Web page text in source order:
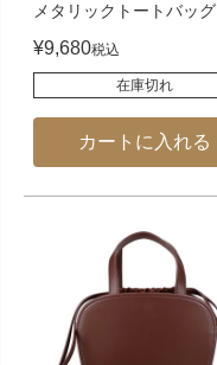
メタリックトートバッグ
¥9,680税込
在庫切れ
カートに入れる